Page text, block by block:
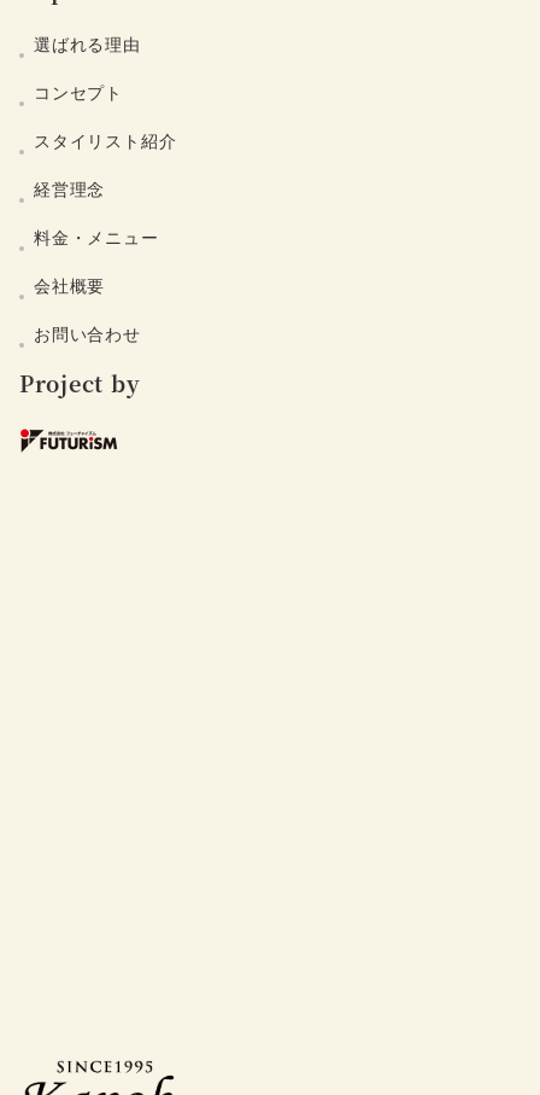
選ばれる理由
コンセプト
スタイリスト紹介
経営理念
料金・メニュー
会社概要
お問い合わせ
Project by